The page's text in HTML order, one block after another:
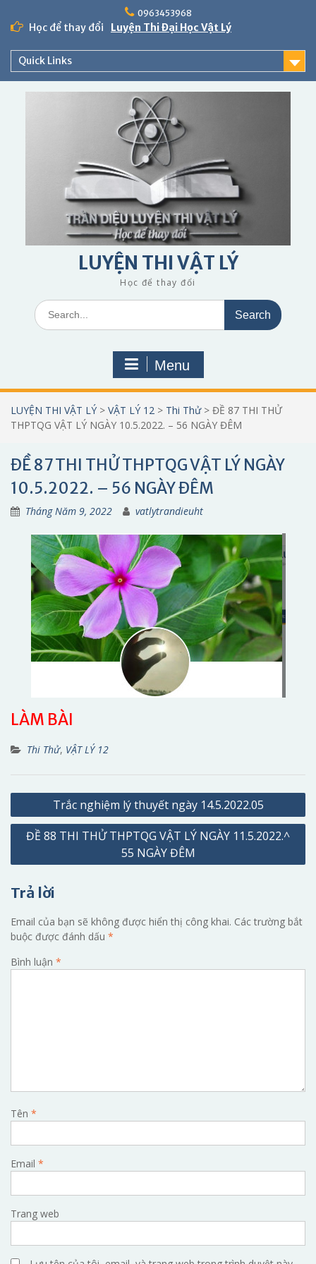
content
0963453968
Học để thay đổi Luyện Thi Đại Học Vật Lý
Quick Links
LUYỆN THI VẬT LÝ
Học để thay đổi
Search
for:
Menu
LUYỆN THI VẬT LÝ > VẬT LÝ 12 > Thi Thử> ĐỀ 87 THI THỬ
THPTQG VẬT LÝ NGÀY 10.5.2022. – 56 NGÀY ĐÊM
ĐỀ 87 THI THỬ THPTQG VẬT LÝ NGÀY
10.5.2022. – 56 NGÀY ĐÊM
Tháng Năm 9, 2022 vatlytrandieuht
LÀM BÀI
Thi Thử, VẬT LÝ 12
Điều
hướng
bài
Trắc nghiệm lý thuyết ngày 14.5.2022.05
ĐỀ 88 THI THỬ THPTQG VẬT LÝ NGÀY 11.5.2022.^
55 NGÀY ĐÊM
Trả lời
Email của bạn sẽ không được hiển thị công khai. Các trường bắt
buộc được đánh dấu *
Bình luận *
Tên *
Email *
Trang web